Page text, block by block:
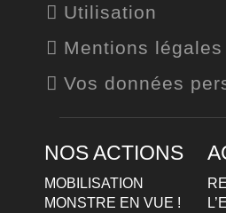
Utilisation
Mentions légales
Vos données
NOS ACTIONS
MOBILISATION
MONSTRE EN VUE !